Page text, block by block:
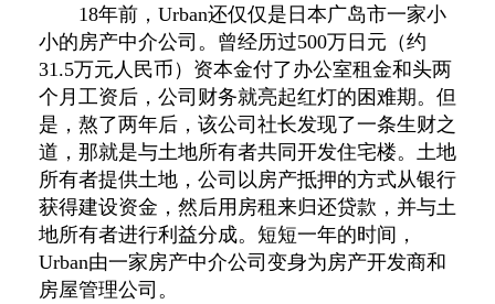
18年前，Urban还仅仅是日本广岛市一家小
小的房产中介公司。曾经历过500万日元（约
31.5万元人民币）资本金付了办公室租金和头两
个月工资后，公司财务就亮起红灯的困难期。但
是，熬了两年后，该公司社长发现了一条生财之
道，那就是与土地所有者共同开发住宅楼。土地
所有者提供土地，公司以房产抵押的方式从银行
获得建设资金，然后用房租来归还贷款，并与土
地所有者进行利益分成。短短一年的时间，
Urban由一家房产中介公司变身为房产开发商和
房屋管理公司。